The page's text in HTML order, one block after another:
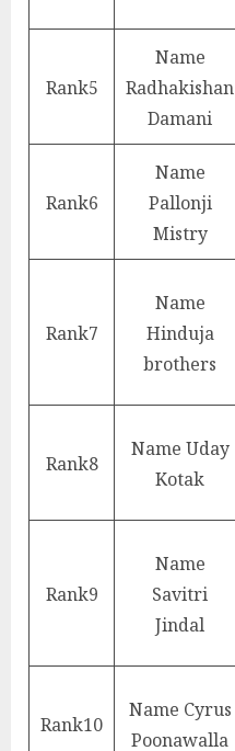
Rank5
Name
Radhakishan
Damani
Rank6
Name
Pallonji
Mistry
Rank7
Name
Hinduja
brothers
Rank8
Name Uday
Kotak
Rank9
Name
Savitri
Jindal
Rank10
Name Cyrus
Poonawalla